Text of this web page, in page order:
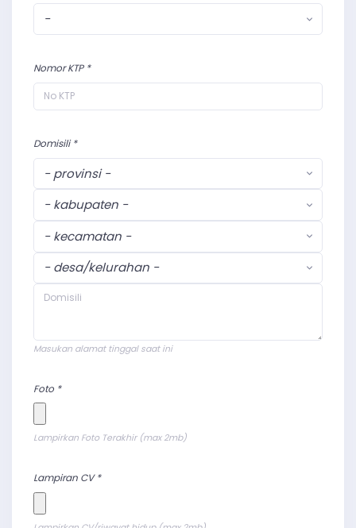
-
Nomor KTP *
Domisili *
- provinsi -
- kabupaten -
- kecamatan -
- desa/kelurahan -
Masukan alamat tinggal saat ini
Foto *
Lampirkan Foto Terakhir (max 2mb)
Lampiran CV *